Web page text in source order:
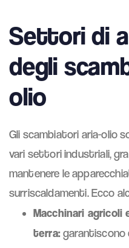
Settori di
degli
olio
Gli scambiatori aria-olio
vari settori industriali,
mantenere le
surriscaldamenti. Ecco
Macchinari agricoli
terra:garantiscono